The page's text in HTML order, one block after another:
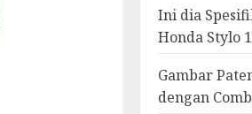
Ini dia
Honda Stylo
Gambar
dengan